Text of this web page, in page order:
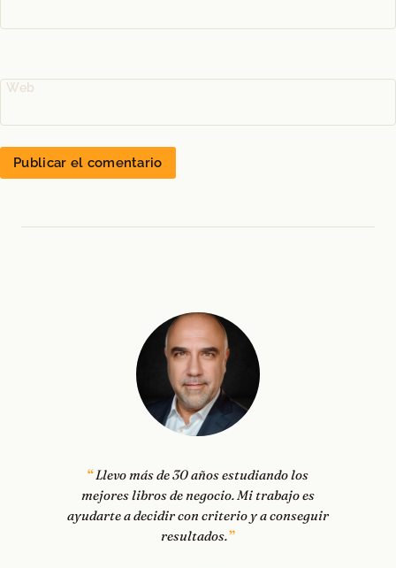
Web
Llevo más de 30 años estudiando los
mejores libros de negocio. Mi trabajo es
ayudarte a decidir con criterio y a conseguir
resultados.